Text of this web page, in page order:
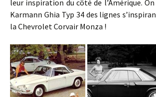
leur inspiration du côté de l’Amérique.
Karmann Ghia Typ 34 des lignes
la Chevrolet Corvair Monza !